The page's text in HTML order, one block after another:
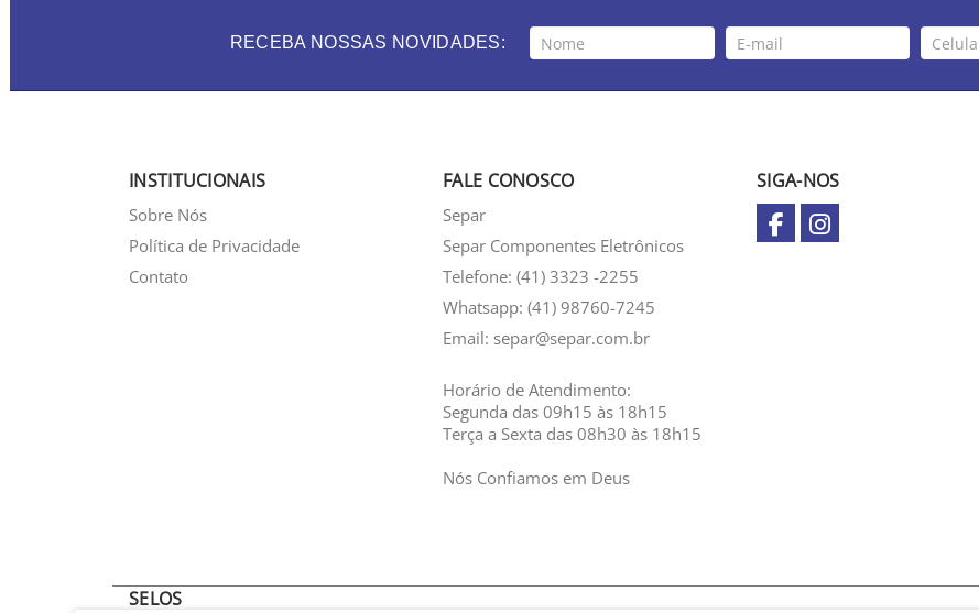
RECEBA NOSSAS NOVIDADES:
INSTITUCIONAIS
Sobre Nós
Política de Privacidade
Contato
FALE CONOSCO
Separ
Separ Componentes Eletrônicos
Telefone: (41) 3323 -2255
Whatsapp: (41) 98760-7245
Email: separ@separ.com.br
Horário de Atendimento:
Segunda das 09h15 às 18h15
Terça a Sexta das 08h30 às 18h15
Nós Confiamos em Deus
SIGA-NOS
SELOS